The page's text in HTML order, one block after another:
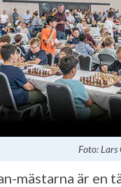
Foto: Lars
mästarna är en